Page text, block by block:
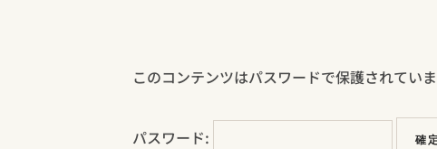
このコンテンツはパスワードで保護されてい
パスワード: